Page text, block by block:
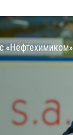
«Нефтехимиком»